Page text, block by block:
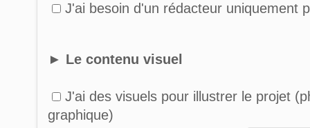
J'ai besoin d'un rédacteur uniquement
► Le contenu visuel
J'ai des visuels pour illustrer le projet
graphique)